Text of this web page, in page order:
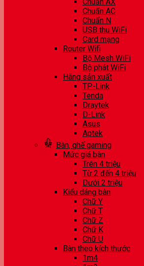
Chuẩn AC
Chuẩn N
USB thu WiFi
Card mạng
Router Wifi
Bộ Mesh WiFi
Bộ phát WiFi
Hãng sản xuất
TP-Link
Tenda
Draytek
D-Link
Asus
Aptek
Bàn, ghế gaming
Mức giá bàn
Trên 4 triệu
Từ 2 đến 4 triệu
Dưới 2 triệu
Kiểu dáng bàn
Chữ Y
Chữ T
Chữ Z
Chữ K
Chữ U
Bàn theo kích thước
1m4